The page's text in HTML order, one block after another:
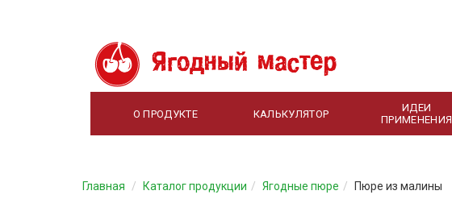
О ПРОДУКТЕ КАЛЬКУЛЯТОР
ИДЕИ
ПРИМЕНЕНИЯ
Главная Каталог продукции Ягодные пюре Пюре из малины